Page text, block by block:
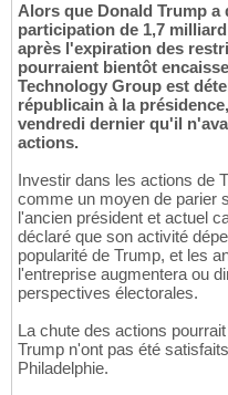
Alors que Donald Trump
participation de 1,7
après l'expiration des
pourraient bientôt
Technology Group est
républicain à la
vendredi dernier qu'il
actions.
Investir dans les actions de
comme un moyen de parier
l'ancien président et actuel
déclaré que son activité
popularité de Trump, et les
l'entreprise augmentera ou
perspectives électorales.
La chute des actions
Trump n'ont pas été
Philadelphie.